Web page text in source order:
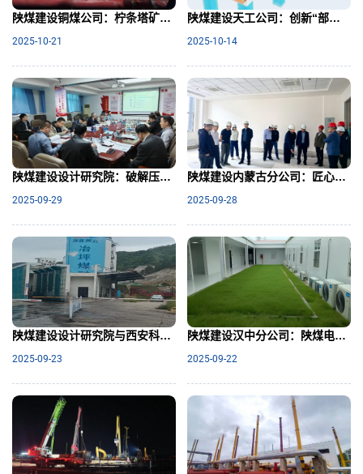
陕煤建设铜煤公司：柠条塔矿区3#、4#公寓楼项目室外工程奏响“协同交响曲”
2025-10-21
陕煤建设天工公司：创新“部门+”协同模式 助力基础管理再提升
2025-10-14
陕煤建设设计研究院：破解压煤困局，赋能绿色高效
2025-09-29
陕煤建设内蒙古分公司：匠心筑校育英才 政企协同谱新篇
2025-09-28
陕煤建设设计研究院与西安科技大学合作开展煤矿相关设计项目与研究工作
2025-09-23
陕煤建设汉中分公司：陕煤电力上高清洁煤电项目两项关键工程高效落地，为后续工程施工按下“加速键”
2025-09-22